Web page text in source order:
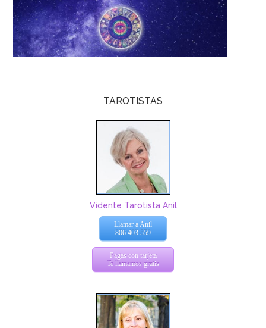
TAROTISTAS
Vidente Tarotista Anil
Llamar a Anil
806 403 559
Pagas con tarjeta
Te llamamos gratis